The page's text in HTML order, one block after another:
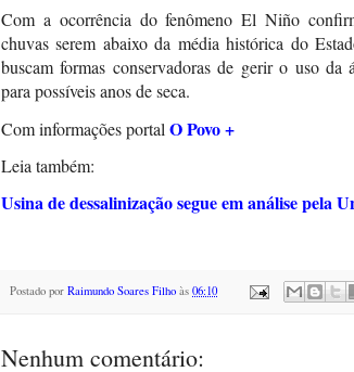
Com a ocorrência do fenômeno El Niño
chuvas serem abaixo da média histórica do
buscam formas conservadoras de gerir o uso da
para possíveis anos de seca.
Com informações portalO Povo +
Leia também:
Usina de dessalinização segue em análise pela
Postado por Raimundo Soares Filho às 06:10
Nenhum comentário: